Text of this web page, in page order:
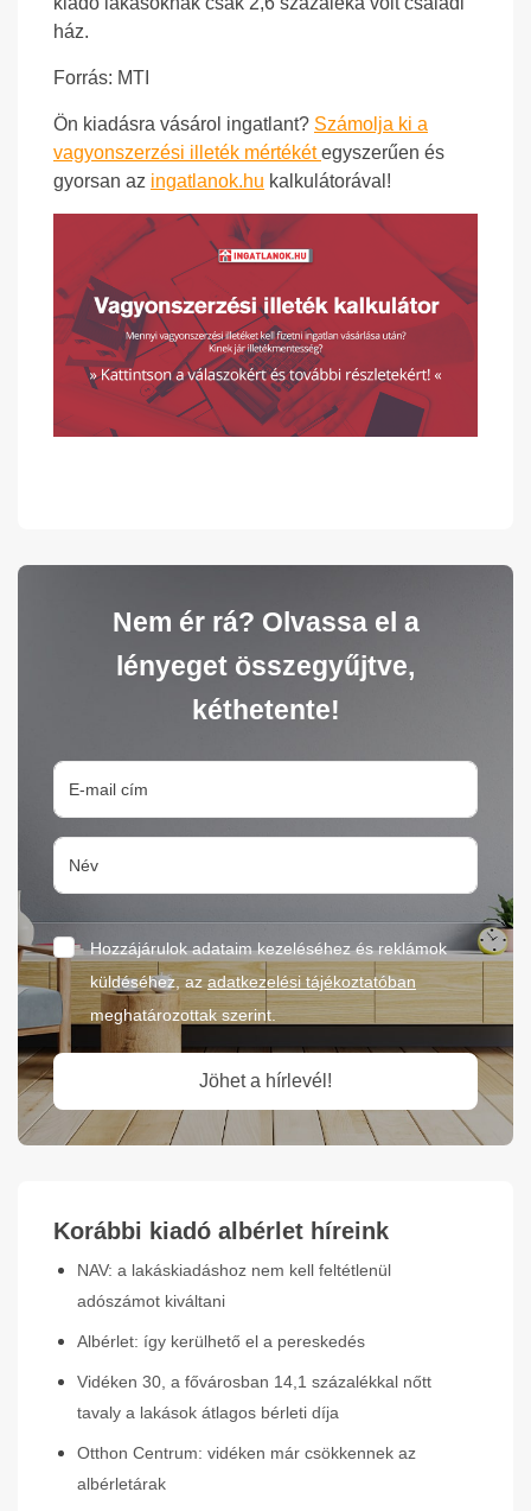
ház.
Forrás: MTI
Ön kiadásra vásárol ingatlant? Számolja ki a
vagyonszerzési illeték mértékétegyszerűen és
gyorsan az ingatlanok.hu kalkulátorával!
Nem ér rá? Olvassa el a
lényeget összegyűjtve,
kéthetente!
Hozzájárulok adataim kezeléséhez és reklámok
küldéséhez, azadatkezelési tájékoztatóban
meghatározottak szerint.
Jöhet a hírlevél!
Korábbi kiadó albérlet híreink
NAV: a lakáskiadáshoz nem kell feltétlenül
adószámot kiváltani
Albérlet: így kerülhető el a pereskedés
Vidéken 30, a fővárosban 14,1 százalékkal nőtt
tavaly a lakások átlagos bérleti díja
Otthon Centrum: vidéken már csökkennek az
albérletárak